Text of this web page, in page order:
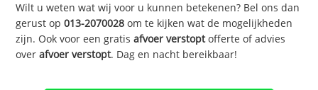
Wilt u weten wat wij voor u kunnen betekenen? Bel ons dan
gerust op013-2070028 om te kijken wat de mogelijkheden
zijn. Ook voor een gratisafvoer verstoptofferte of advies
overafvoer verstopt. Dag en nacht bereikbaar!